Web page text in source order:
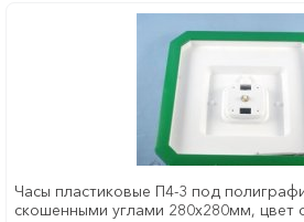
Часы пластиковые П4-3 под
скошенными углами 280х280мм, цвет